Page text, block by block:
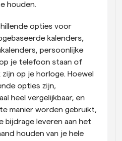
wanneer er iets gebeurt
houden.
opties voor
kalenders,
persoonlijke
je telefoon staan of
op je horloge. Hoewel
opties zijn,
heel vergelijkbaar, en
manier worden gebruikt,
bijdrage leveren aan het
houden van je hele